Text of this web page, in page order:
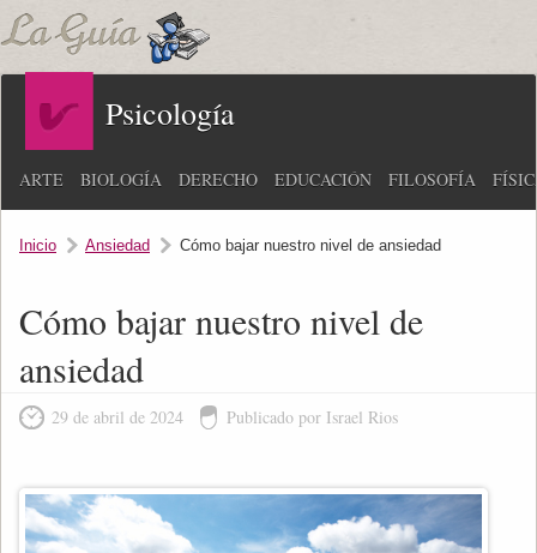
Psicología
ARTE BIOLOGÍA DERECHO EDUCACIÓN FILOSOFÍA
Inicio Ansiedad Cómo bajar nuestro nivel de ansiedad
Cómo bajar nuestro nivel de
ansiedad
29 de abril de 2024 Publicado por Israel Rios